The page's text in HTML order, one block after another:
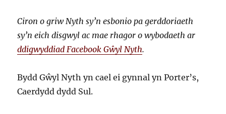
Ciron o griw Nyth sy’n esbonio pa gerddoriaeth
sy’n eich disgwyl ac mae rhagor o wybodaeth ar
ddigwyddiad Facebook Gŵyl Nyth.
Bydd Gŵyl Nyth yn cael ei gynnal yn Porter’s,
Caerdydd dydd Sul.